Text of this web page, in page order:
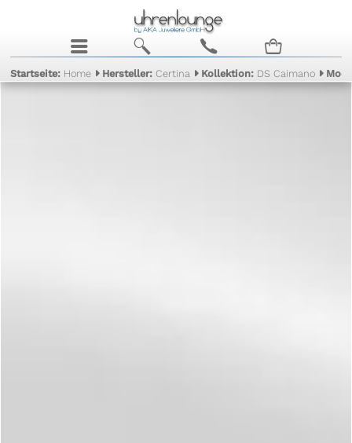
j b c n
Startseite: Home Hersteller:Certina Kollektion: DS Caimano